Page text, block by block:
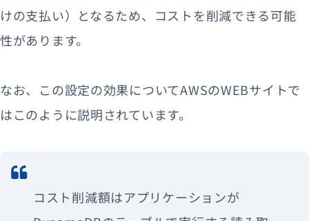
けの支払い）となるため、コストを削減できる可能
性があります。
なお、この設定の効果についてAWSのWEBサイトで
はこのように説明されています。
コスト削減額はアプリケーションが